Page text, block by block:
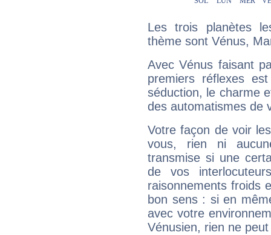
Les trois planètes
thème sont Vénus,
Avec Vénus faisant
premiers réflexes
séduction, le charme
des automatismes de
Votre façon de voir
vous, rien ni
transmise si une
de vos
raisonnements froids
bon sens : si en
avec votre
Vénusien, rien ne